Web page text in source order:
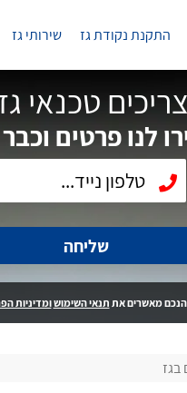
התקנת נקודת גז שירותי גז
צריכים טכנאי
לנו פרטים
שליחה
הנכם מאשרים את תנאי השימושומדיניות